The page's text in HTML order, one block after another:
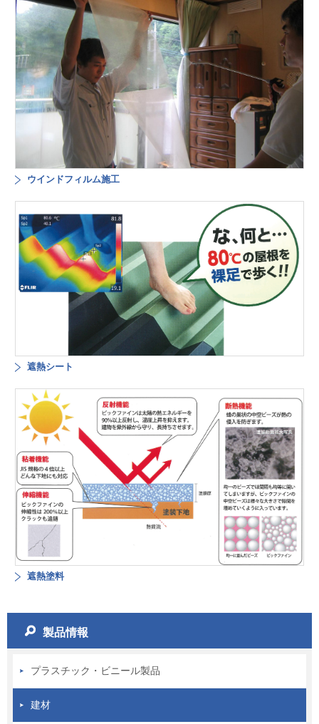
ウインドフィルム施工
遮熱シート
遮熱塗料
製品情報
プラスチック・ビニール製品
建材